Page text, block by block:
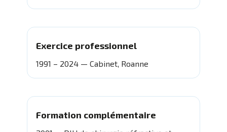
Exercice professionnel
1991 – 2024 — Cabinet, Roanne
Formation complémentaire